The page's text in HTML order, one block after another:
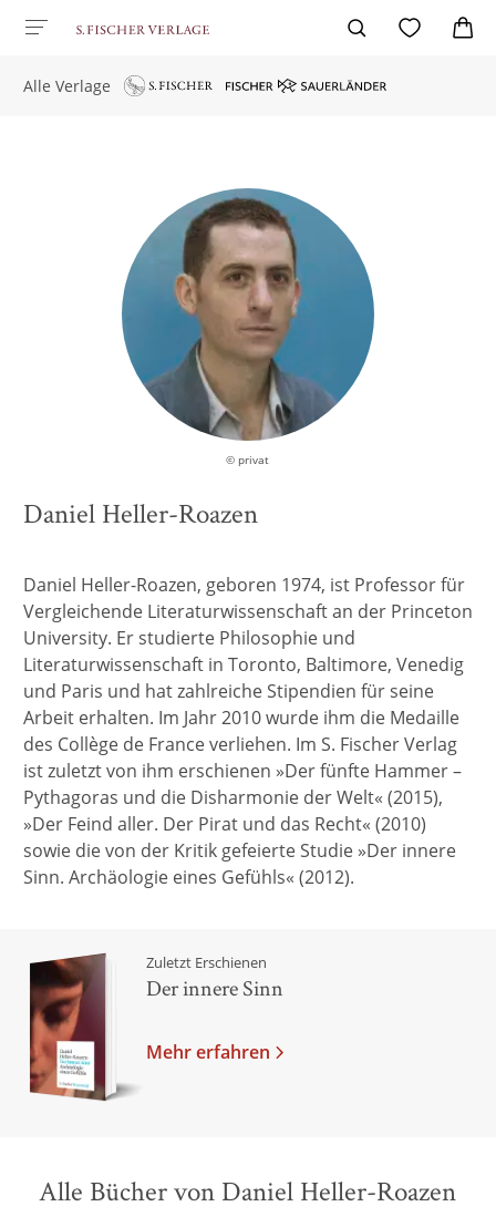
Alle Verlage
© privat
Daniel Heller-Roazen
Daniel Heller-Roazen, geboren 1974, ist Professor für
Vergleichende Literaturwissenschaft an der Princeton
University. Er studierte Philosophie und
Literaturwissenschaft in Toronto, Baltimore, Venedig
und Paris und hat zahlreiche Stipendien für seine
Arbeit erhalten. Im Jahr 2010 wurde ihm die Medaille
des Collège de France verliehen. Im S. Fischer Verlag
ist zuletzt von ihm erschienen »Der fünfte Hammer –
Pythagoras und die Disharmonie der Welt« (2015),
»Der Feind aller. Der Pirat und das Recht« (2010)
sowie die von der Kritik gefeierte Studie »Der innere
Sinn. Archäologie eines Gefühls« (2012).
Zuletzt Erschienen
Der innere Sinn
Mehr erfahren
Alle Bücher von Daniel Heller-Roazen